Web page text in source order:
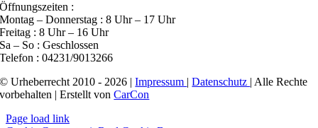
Öffnungszeiten :
Montag – Donnerstag : 8 Uhr – 17 Uhr
Freitag : 8 Uhr – 16 Uhr
Sa – So : Geschlossen
Telefon : 04231/9013266
© Urheberrecht 2010 - 2026 |Impressum |Datenschutz | Alle Rechte
vorbehalten | Erstellt vonCarCon
Page load link